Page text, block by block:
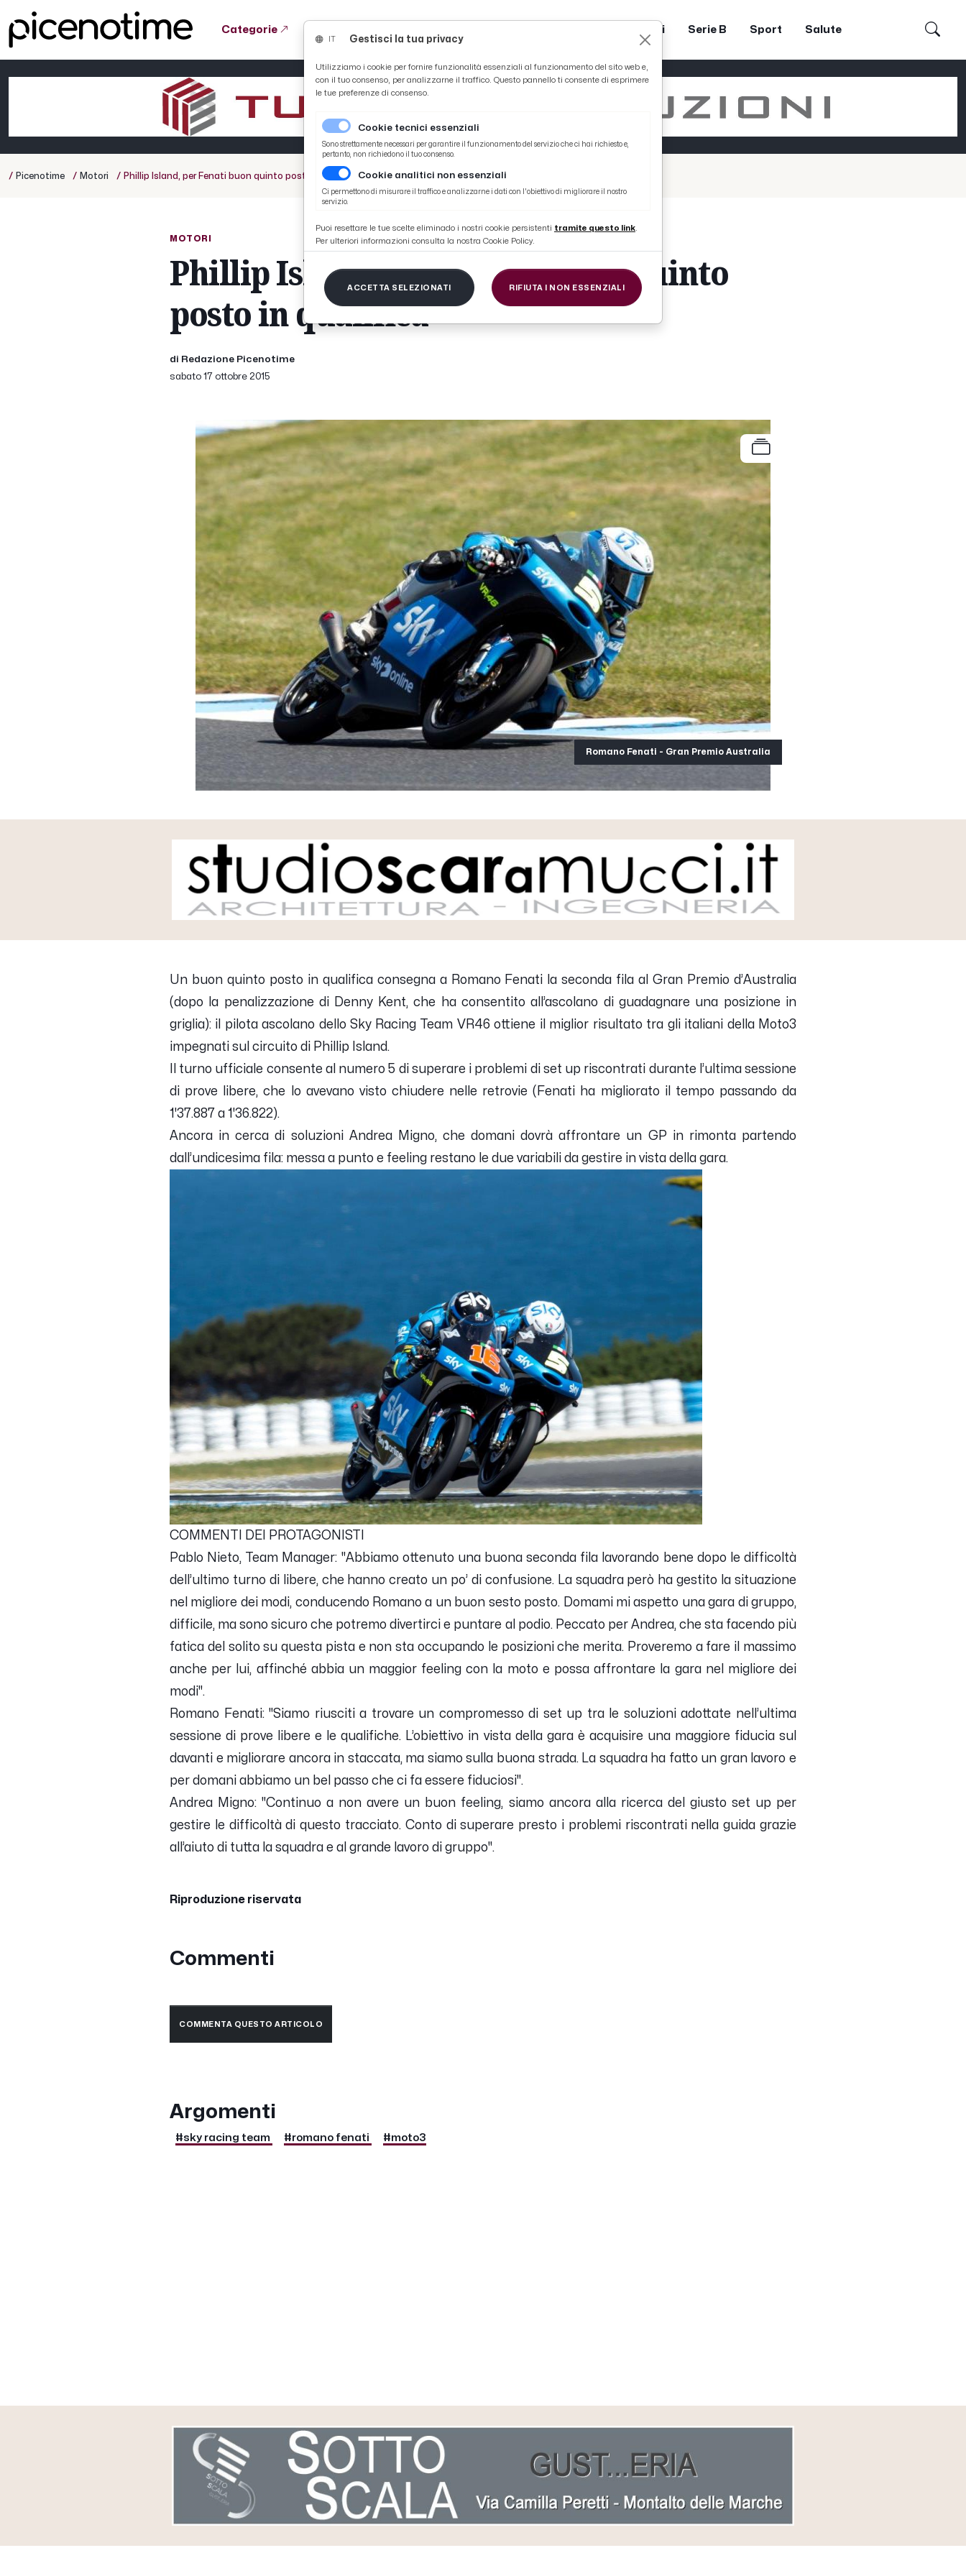
Categorie Coppa Teodori Serie B Sport Salute
/ Picenotime / Motori / Phillip Island, per Fenati buon quinto posto in qualifica
MOTORI
Phillip Island, per Fenati buon quinto
posto in qualifica
di Redazione Picenotime
sabato 17 ottobre 2015
Romano Fenati - Gran Premio Australia
Un buon quinto posto in qualifica consegna a Romano Fenati la seconda fila al Gran Premio d’Australia
(dopo la penalizzazione di Denny Kent, che ha consentito all’ascolano di guadagnare una posizione in
griglia): il pilota ascolano dello Sky Racing Team VR46 ottiene il miglior risultato tra gli italiani della Moto3
impegnati sul circuito di Phillip Island.
Il turno ufficiale consente al numero 5 di superare i problemi di set up riscontrati durante l’ultima sessione
di prove libere, che lo avevano visto chiudere nelle retrovie (Fenati ha migliorato il tempo passando da
1'37.887 a 1'36.822).
Ancora in cerca di soluzioni Andrea Migno, che domani dovrà affrontare un GP in rimonta partendo
dall’undicesima fila: messa a punto e feeling restano le due variabili da gestire in vista della gara.
COMMENTI DEI PROTAGONISTI
Pablo Nieto, Team Manager: "Abbiamo ottenuto una buona seconda fila lavorando bene dopo le difficoltà
dell’ultimo turno di libere, che hanno creato un po’ di confusione. La squadra però ha gestito la situazione
nel migliore dei modi, conducendo Romano a un buon sesto posto. Domami mi aspetto una gara di gruppo,
difficile, ma sono sicuro che potremo divertirci e puntare al podio. Peccato per Andrea, che sta facendo più
fatica del solito su questa pista e non sta occupando le posizioni che merita. Proveremo a fare il massimo
anche per lui, affinché abbia un maggior feeling con la moto e possa affrontare la gara nel migliore dei
modi".
Romano Fenati: "Siamo riusciti a trovare un compromesso di set up tra le soluzioni adottate nell’ultima
sessione di prove libere e le qualifiche. L’obiettivo in vista della gara è acquisire una maggiore fiducia sul
davanti e migliorare ancora in staccata, ma siamo sulla buona strada. La squadra ha fatto un gran lavoro e
per domani abbiamo un bel passo che ci fa essere fiduciosi".
Andrea Migno: "Continuo a non avere un buon feeling, siamo ancora alla ricerca del giusto set up per
gestire le difficoltà di questo tracciato. Conto di superare presto i problemi riscontrati nella guida grazie
all’aiuto di tutta la squadra e al grande lavoro di gruppo".
Riproduzione riservata
Commenti
COMMENTA QUESTO ARTICOLO
Argomenti
#sky racing team #romano fenati #moto3
Gestisci la tua privacy
Utilizziamo i cookie per fornire funzionalità essenziali al funzionamento del sito web e,
con il tuo consenso, per analizzarne il traffico. Questo pannello ti consente di esprimere
le tue preferenze di consenso.
Cookie tecnici essenziali
Sono strettamente necessari per garantire il funzionamento del servizio che ci hai richiesto e,
pertanto, non richiedono il tuo consenso.
Cookie analitici non essenziali
Ci permettono di misurare il traffico e analizzarne i dati con l'obiettivo di migliorare il nostro
servizio.
Puoi resettare le tue scelte eliminado i nostri cookie persistenti tramite questo link.
Per ulteriori informazioni consulta la nostra Cookie Policy.
ACCETTA SELEZIONATI RIFIUTA I NON ESSENZIALI